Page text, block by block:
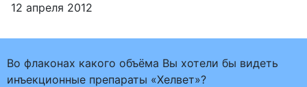
12 апреля 2012
Во флаконах какого объёма Вы хотели бы видеть
инъекционные препараты «Хелвет»?